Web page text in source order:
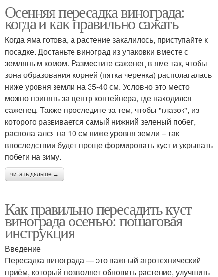
Осенняя пересадка винограда:
когда и как правильно сажать
Когда яма готова, а растение закалилось, приступайте к
посадке. Достаньте виноград из упаковки вместе с
земляным комом. Разместите саженец в яме так, чтобы
зона образования корней (пятка черенка) располагалась
ниже уровня земли на 35-40 см. Условно это место
можно принять за центр контейнера, где находился
саженец. Также проследите за тем, чтобы "глазок", из
которого развивается самый нижний зеленый побег,
располагался на 10 см ниже уровня земли – так
впоследствии будет проще формировать куст и укрывать
побеги на зиму.
читать дальше →
Как правильно пересадить куст
винограда осенью: пошаговая
инструкция
Введение
Пересадка винограда — это важный агротехнический
приём, который позволяет обновить растение, улучшить